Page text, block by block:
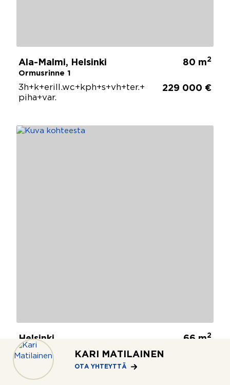
KARI MATILAINEN
OTA YHTEYTTÄ
Ala-Malmi, Helsinki
Ormusrinne 1
80 m2
3h+k+erill.wc+kph+s+vh+ter.+
piha+var.
229 000 €
Helsinki
Karhusuontie 21
66 m2
2h+kk+s